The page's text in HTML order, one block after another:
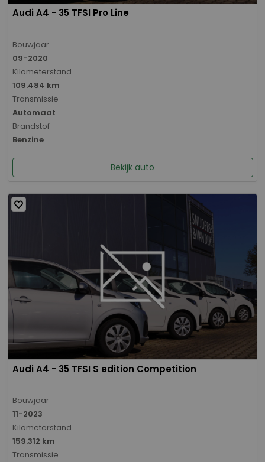
Audi A4 - 35 TFSI Pro Line
Bouwjaar
09-2020
Kilometerstand
109.484 km
Transmissie
Automaat
Brandstof
Benzine
Bekijk auto
Audi A4 - 35 TFSI S edition Competition
Bouwjaar
11-2023
Kilometerstand
159.312 km
Transmissie